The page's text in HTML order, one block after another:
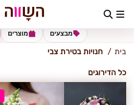
טירת צבי
מוצרים מבצעים
בית חנויות בטירת צבי
כל הדירוגים